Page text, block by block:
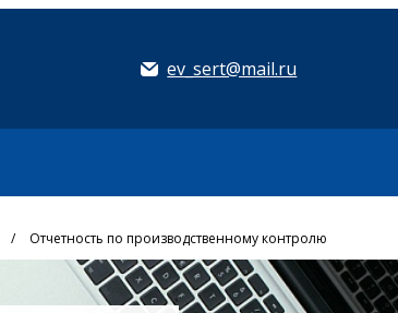
ev_sert@mail.ru
/ Отчетность по производственному контролю